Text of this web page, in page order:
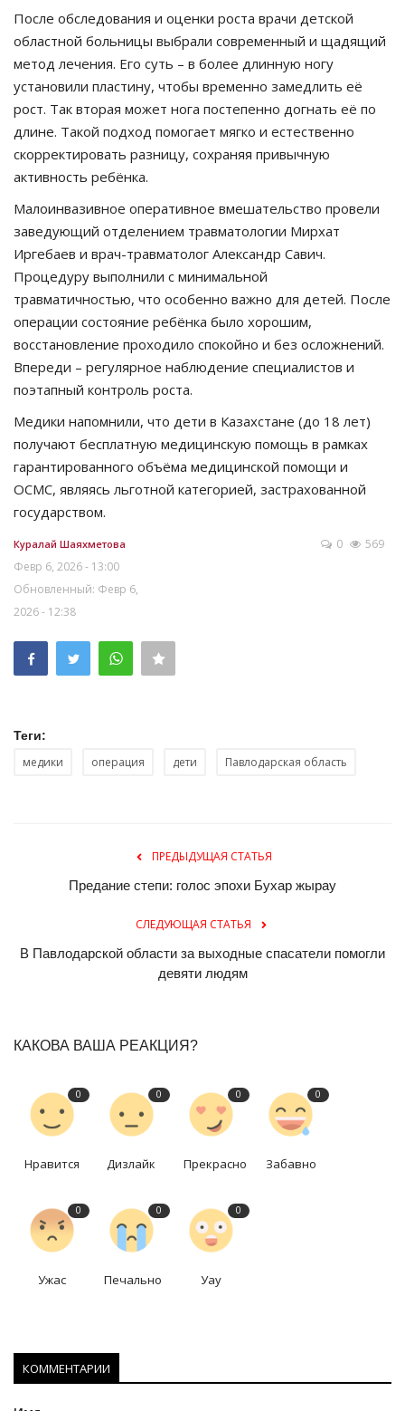
После обследования и оценки роста врачи детской
областной больницы выбрали современный и щадящий
метод лечения. Его суть – в более длинную ногу
установили пластину, чтобы временно замедлить её
рост. Так вторая может нога постепенно догнать её по
длине. Такой подход помогает мягко и естественно
скорректировать разницу, сохраняя привычную
активность ребёнка.
Малоинвазивное оперативное вмешательство провели
заведующий отделением травматологии Мирхат
Иргебаев и врач-травматолог Александр Савич.
Процедуру выполнили с минимальной
травматичностью, что особенно важно для детей. После
операции состояние ребёнка было хорошим,
восстановление проходило спокойно и без осложнений.
Впереди – регулярное наблюдение специалистов и
поэтапный контроль роста.
Медики напомнили, что дети в Казахстане (до 18 лет)
получают бесплатную медицинскую помощь в рамках
гарантированного объёма медицинской помощи и
ОСМС, являясь льготной категорией, застрахованной
государством.
Куралай Шаяхметова
Февр 6, 2026 - 13:00
Обновленный: Февр 6,
2026 - 12:38
0 569
Теги:
медики операция дети Павлодарская область
ПРЕДЫДУЩАЯ СТАТЬЯ
Предание степи: голос эпохи Бухар жырау
СЛЕДУЮЩАЯ СТАТЬЯ
В Павлодарской области за выходные спасатели помогли
девяти людям
КАКОВА ВАША РЕАКЦИЯ?
0
Нравится
0
Дизлайк
0
Прекрасно
0
Забавно
0
Ужас
0
Печально
0
Уау
КОММЕНТАРИИ